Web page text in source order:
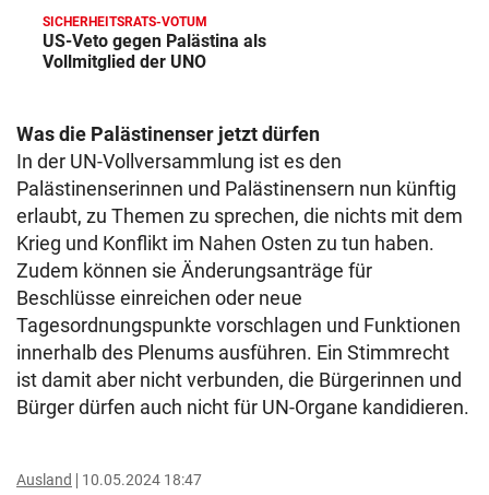
SICHERHEITSRATS-VOTUM
US-Veto gegen Palästina als
Vollmitglied der UNO
Was die Palästinenser jetzt dürfen
In der UN-Vollversammlung ist es den
Palästinenserinnen und Palästinensern nun künftig
erlaubt, zu Themen zu sprechen, die nichts mit dem
Krieg und Konflikt im Nahen Osten zu tun haben.
Zudem können sie Änderungsanträge für
Beschlüsse einreichen oder neue
Tagesordnungspunkte vorschlagen und Funktionen
innerhalb des Plenums ausführen. Ein Stimmrecht
ist damit aber nicht verbunden, die Bürgerinnen und
Bürger dürfen auch nicht für UN-Organe kandidieren.
Ausland 10.05.2024 18:47